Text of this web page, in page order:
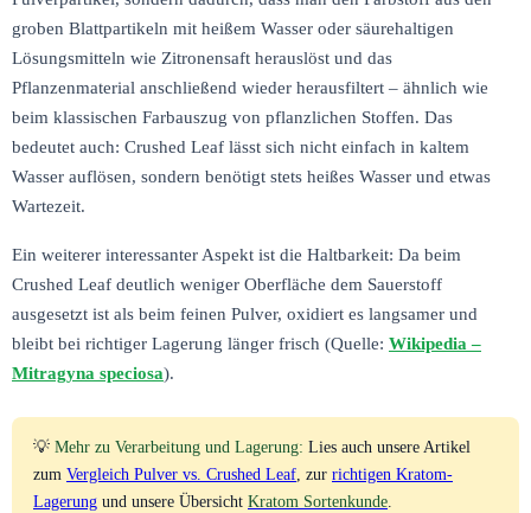
groben Blattpartikeln mit heißem Wasser oder säurehaltigen
Lösungsmitteln wie Zitronensaft herauslöst und das
Pflanzenmaterial anschließend wieder herausfiltert – ähnlich wie
beim klassischen Farbauszug von pflanzlichen Stoffen. Das
bedeutet auch: Crushed Leaf lässt sich nicht einfach in kaltem
Wasser auflösen, sondern benötigt stets heißes Wasser und etwas
Wartezeit.
Ein weiterer interessanter Aspekt ist die Haltbarkeit: Da beim
Crushed Leaf deutlich weniger Oberfläche dem Sauerstoff
ausgesetzt ist als beim feinen Pulver, oxidiert es langsamer und
bleibt bei richtiger Lagerung länger frisch (Quelle: Wikipedia –
Mitragyna speciosa).
💡 Mehr zu Verarbeitung und Lagerung: Lies auch unsere Artikel
zum Vergleich Pulver vs. Crushed Leaf, zur richtigen Kratom-
Lagerung und unsere Übersicht Kratom Sortenkunde.